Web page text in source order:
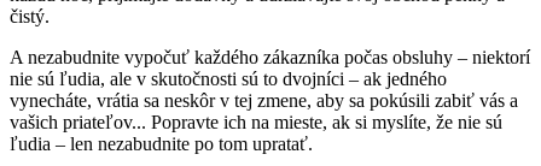
čistý.
A nezabudnite vypočuť každého zákazníka počas obsluhy – niektorí
nie sú ľudia, ale v skutočnosti sú to dvojníci – ak jedného
vynecháte, vrátia sa neskôr v tej zmene, aby sa pokúsili zabiť vás a
vašich priateľov... Popravte ich na mieste, ak si myslíte, že nie sú
ľudia – len nezabudnite po tom upratať.